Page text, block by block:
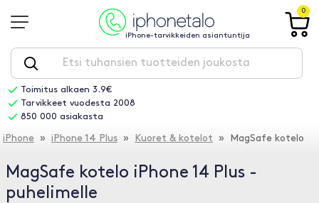
iPhone-tarvikkeiden asiantuntija
0
Toimitus alkaen 3.9€
Tarvikkeet vuodesta 2008
850 000 asiakasta
iPhone » iPhone 14 Plus » Kuoret & kotelot » MagSafe kotelo
MagSafe kotelo iPhone 14 Plus -
puhelimelle